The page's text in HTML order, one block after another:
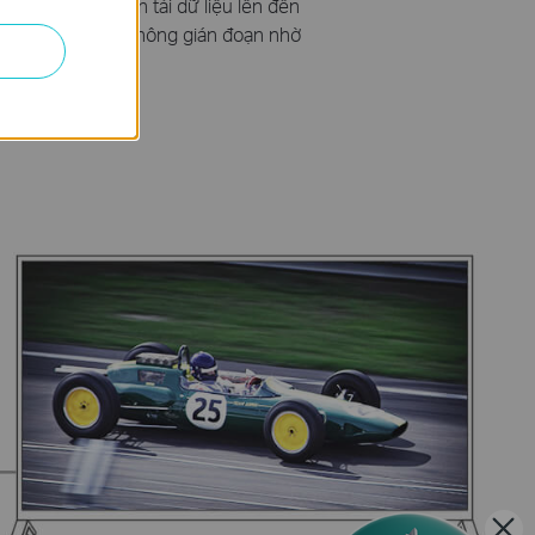
tin lớn mà không gián đoạn nhờ